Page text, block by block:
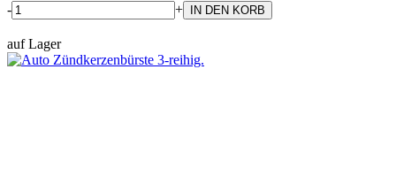
- +
auf Lager